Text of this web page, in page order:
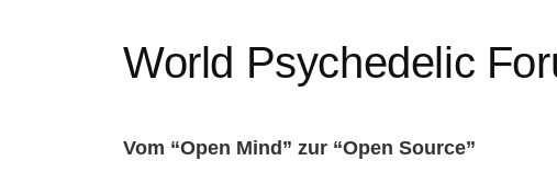
World Psychedelic
Vom “Open Mind” zur “Open Source”